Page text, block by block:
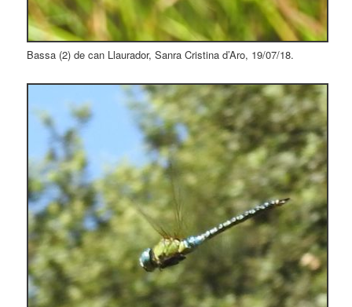
Bassa (2) de can Llaurador, Sanra Cristina d’Aro, 19/07/18.